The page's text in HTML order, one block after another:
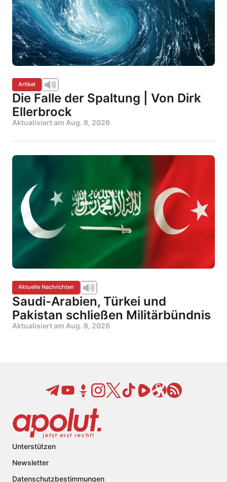
Artikel
Die Falle der Spaltung | Von Dirk
Ellerbrock
Aktualisiert am Aug. 8, 2026
Aktuelle Nachrichten
Saudi-Arabien, Türkei und
Pakistan schließen Militärbündnis
Aktualisiert am Aug. 8, 2026
Unterstützen
Newsletter
Datenschutzbestimmungen